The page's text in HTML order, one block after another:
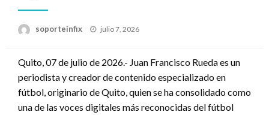
soporteinfix
Publicado
julio 7, 2026
Quito, 07 de julio de 2026.- Juan Francisco Rueda es un
periodista y creador de contenido especializado en
fútbol, originario de Quito, quien se ha consolidado como
una de las voces digitales más reconocidas del fútbol